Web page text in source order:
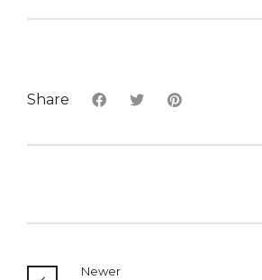
Share
Newer